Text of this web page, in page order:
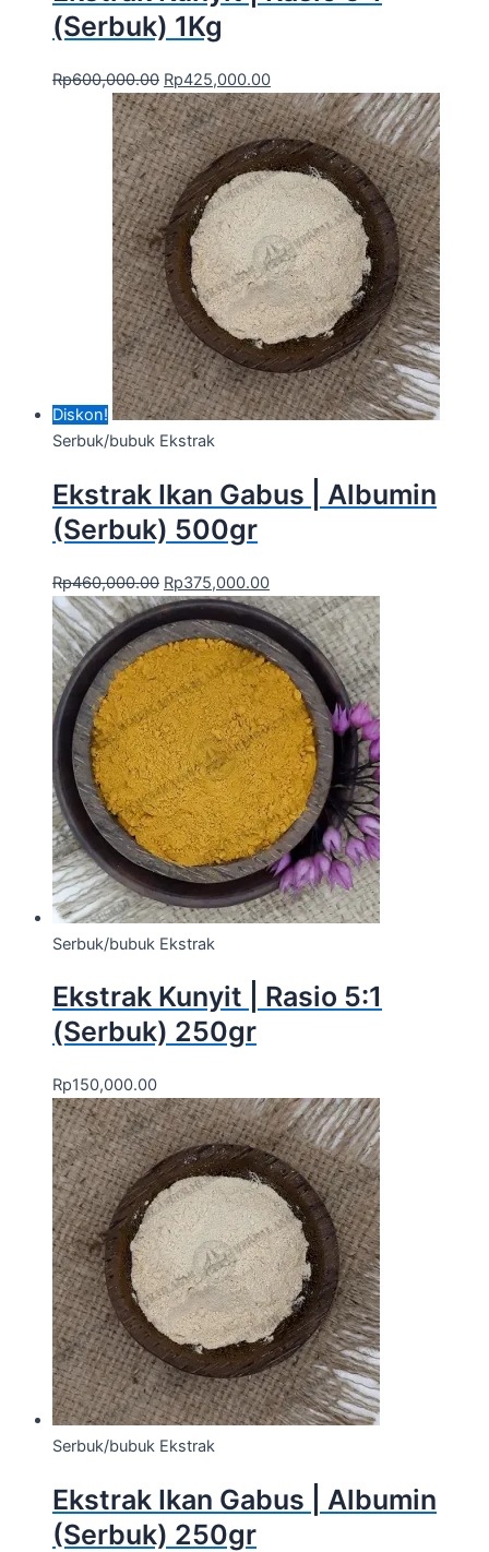
(Serbuk) 1Kg
Rp600,000.00 Rp425,000.00
Diskon!
Serbuk/bubuk Ekstrak
Ekstrak Ikan Gabus | Albumin
(Serbuk) 500gr
Rp460,000.00 Rp375,000.00
Serbuk/bubuk Ekstrak
Ekstrak Kunyit | Rasio 5:1
(Serbuk) 250gr
Rp150,000.00
Serbuk/bubuk Ekstrak
Ekstrak Ikan Gabus | Albumin
(Serbuk) 250gr